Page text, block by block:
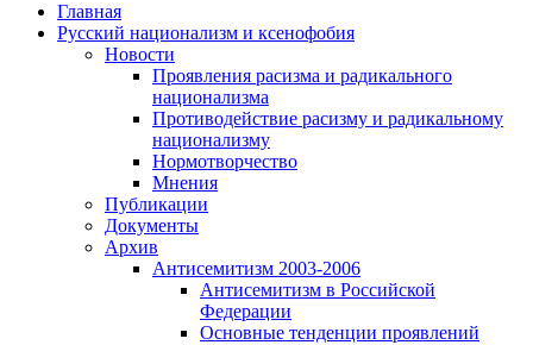
Главная
Русский национализм и ксенофобия
Новости
Проявления расизма и радикального
национализма
Противодействие расизму и радикальному
национализму
Нормотворчество
Мнения
Публикации
Документы
Архив
Антисемитизм 2003-2006
Антисемитизм в Российской
Федерации
Основные тенденции проявлений